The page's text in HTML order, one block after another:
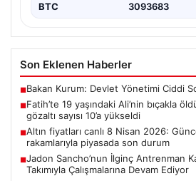
BTC 3093683
Son Eklenen Haberler
■Bakan Kurum: Devlet Yönetimi Ciddi
■Fatih’te 19 yaşındaki Ali’nin bıçakla
gözaltı sayısı 10’a yükseldi
■Altın fiyatları canlı 8 Nisan 2026:
rakamlarıyla piyasada son durum
■Jadon Sancho’nun İlginç Antrenman
Takımıyla Çalışmalarına Devam Ediyor